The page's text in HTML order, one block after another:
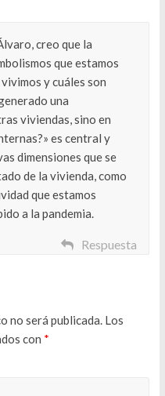
creo que la
que estamos
y cuáles son
una
viviendas, sino en
es central y
dimensiones que se
de la vivienda, como
que estamos
a la pandemia.
Respuesta
no será publicada. Los
con *